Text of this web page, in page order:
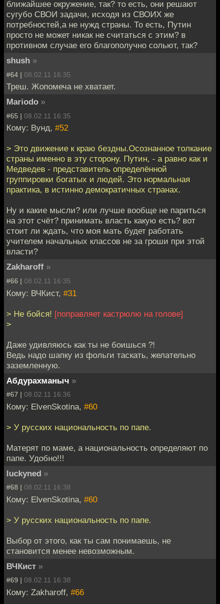
ближайшее окружение, так? то есть, они решают
сугубо СВОИ задачи, исходя из СВОИХ же
потребностей,а не нужд страны. То есть, Путин
просто не может никак не считаться с этим? в
противном случае его благополучно сольют, так?
shush »
#64 | 08.02.11 16:35
Треш. Жопомеча не хватает.
Mariodo »
#65 | 08.02.11 16:35
Кому: Вунд, #52
> Это движение к краю бездны.Осознанное толкание
страны именно в эту сторону. Путин, - а равно как и
Медведев - представитель определённой
группировки богатых и людей. Это нормальная
практика, в истинно демократичных странах.
Ну и какие мысли? или лучше вообще не париться
на этот счёт? принимать власть какую есть? вот
стоит ли ждать, что моя мать будет работать
учителем начальных классов не за гроши при этой
власти?
Zakharoff »
#66 | 08.02.11 16:35
Кому: ВЧКист, #31
> Не бойся! [поправляет кастрюлю на голове]
>
Даже удивляюсь как ты не боишься ?!
Ведь надо шапку из фольги таскать, желательно
заземленную.
Абдурахманыч »
#67 | 08.02.11 16:36
Кому: ElvenSkotina, #60
> У русских национальность по папе.
Матерят по маме, а национальность определяют по
папе. Удобно!!!
luckyned »
#68 | 08.02.11 16:38
Кому: ElvenSkotina, #60
> У русских национальность по папе.
Выбор от этого, как ты сам понимаешь, не
становится менее невозможным.
ВЧКист »
#69 | 08.02.11 16:38
Кому: Zakharoff, #66